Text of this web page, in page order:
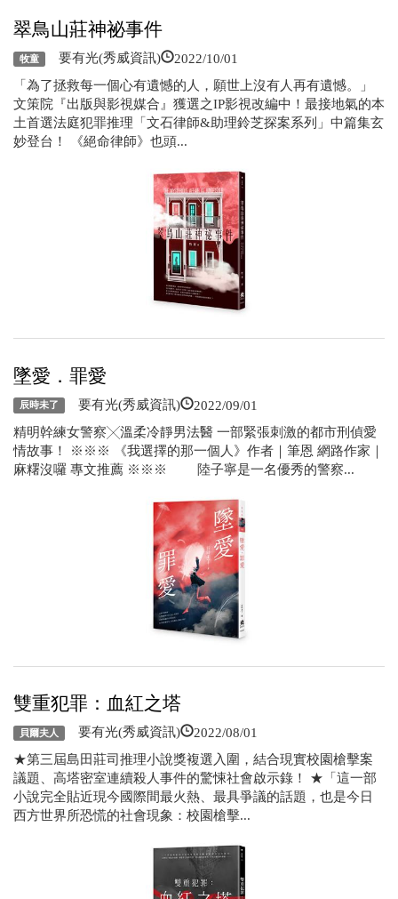
翠鳥山莊神祕事件
牧童 要有光(秀威資訊) 2022/10/01
「為了拯救每一個心有遺憾的人，願世上沒有人再有遺憾。」
文策院『出版與影視媒合』獲選之IP影視改編中！最接地氣的本
土首選法庭犯罪推理「文石律師&助理鈴芝探案系列」中篇集玄
妙登台！ 《絕命律師》也頭...
墜愛．罪愛
辰時未了 要有光(秀威資訊) 2022/09/01
精明幹練女警察╳溫柔冷靜男法醫 一部緊張刺激的都市刑偵愛
情故事！ ※※※ 《我選擇的那一個人》作者｜筆恩 網路作家｜
麻糬沒囉 專文推薦 ※※※ 陸子寧是一名優秀的警察...
雙重犯罪：血紅之塔
貝爾夫人 要有光(秀威資訊) 2022/08/01
★第三屆島田莊司推理小說獎複選入圍，結合現實校園槍擊案
議題、高塔密室連續殺人事件的驚悚社會啟示錄！ ★「這一部
小說完全貼近現今國際間最火熱、最具爭議的話題，也是今日
西方世界所恐慌的社會現象：校園槍擊...